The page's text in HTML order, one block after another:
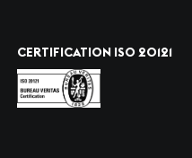
CERTIFICATION ISO 20121